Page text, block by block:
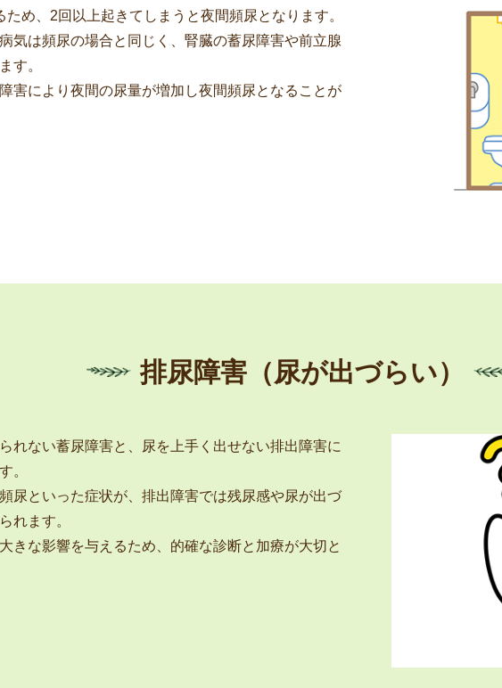
め、2回以上起きてしまうと夜間頻尿となります。
気は頻尿の場合と同じく、腎臓の蓄尿障害や前立腺
す。
害により夜間の尿量が増加し夜間頻尿となることが
排尿障害（尿が出づらい）
れない蓄尿障害と、尿を上手く出せない排出障害に
。
尿といった症状が、排出障害では残尿感や尿が出づ
れます。
きな影響を与えるため、的確な診断と加療が大切と